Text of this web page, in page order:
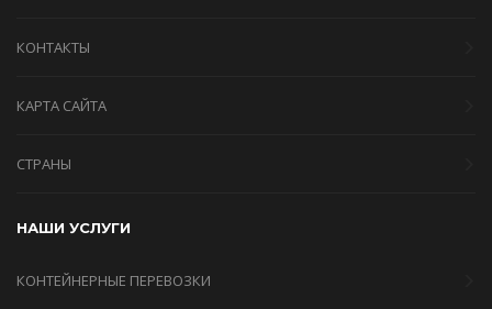
КОНТАКТЫ
КАРТА САЙТА
СТРАНЫ
НАШИ УСЛУГИ
КОНТЕЙНЕРНЫЕ ПЕРЕВОЗКИ